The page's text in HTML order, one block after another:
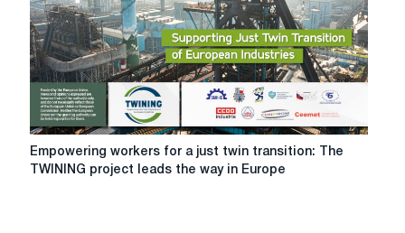
БМЗ.
Empowering
workers
Empowering workers for a just twin transition: The
TWINING project leads the way in Europe